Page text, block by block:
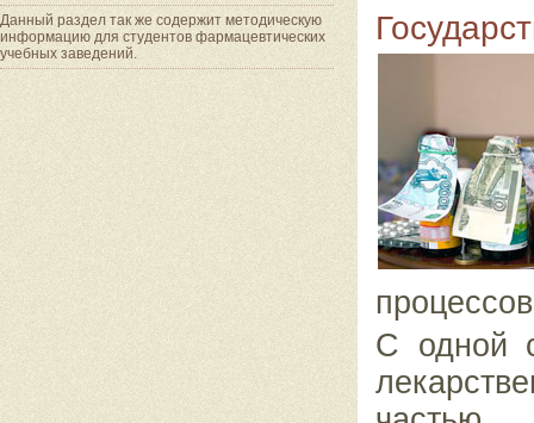
Данный раздел так же содержит методическую
информацию для студентов фармацевтических
учебных заведений.
С одной